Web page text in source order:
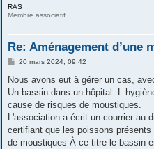
RAS
Membre associatif
Re: Aménagement d’une
M
s
a
g
20 mars 2024, 09:42
Nous avons eut à gérer un cas,
Un bassin dans un hôpital. L
cause de risques de moustiques.
L'association a écrit un courrier au
certifiant que les poissons
de moustiques À ce titre le bassin